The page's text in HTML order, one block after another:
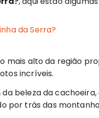
mais alto da região
incríveis.
da beleza da
por trás das